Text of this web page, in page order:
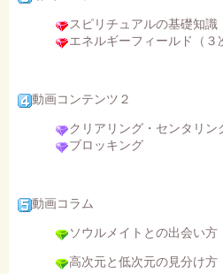
スピリチュアルの基礎知識
エネルギーフィールド（３
動画コンテンツ２
クリアリング・センタリ
ブロッキング
動画コラム
ソウルメイトとの出会い方
高次元と低次元の見分け方